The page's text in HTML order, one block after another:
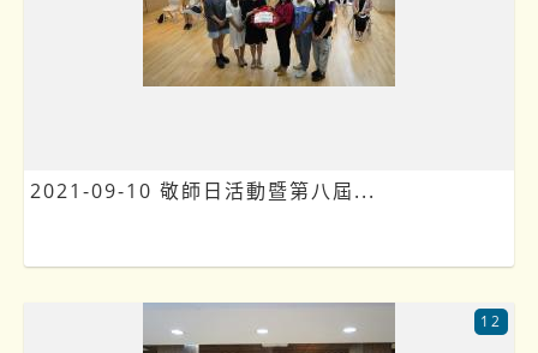
2021-09-10 敬師日活動暨第八屆...
12